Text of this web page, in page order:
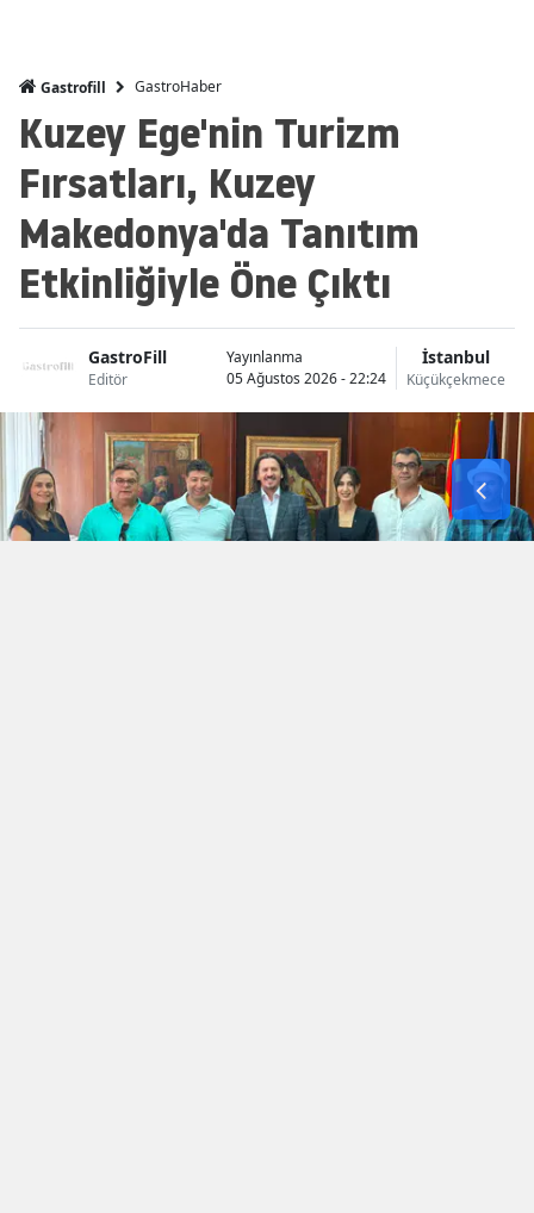
Gastrofill GastroHaber
Kuzey Ege'nin Turizm
Fırsatları, Kuzey
Makedonya'da Tanıtım
Etkinliğiyle Öne Çıktı
GastroFill
Editör
Yayınlanma
05 Ağustos 2026 - 22:24
İstanbul
Küçükçekmece